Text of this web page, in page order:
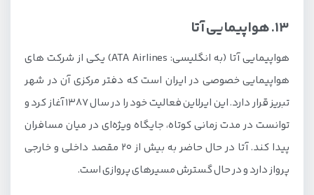
13. هواپیمایی آتا
هواپیمایی آتا (به انگلیسی: ATA Airlines) یکی از شرکت های
هواپیمایی خصوصی در ایران است که دفتر مرکزی آن در شهر
تبریز قرار دارد. این ایرلاین فعالیت خود را در سال 1387 آغاز کرد و
توانست در مدت زمانی کوتاه، جایگاه ویژه‌ای در میان مسافران
پیدا کند. آتا در حال حاضر به بیش از 20 مقصد داخلی و خارجی
پرواز دارد و در حال گسترش مسیرهای پروازی است.